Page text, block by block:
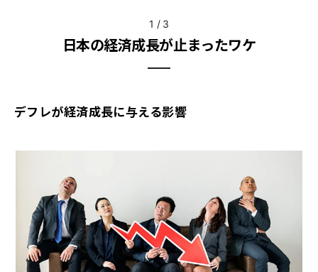
1 / 3
日本の経済成長が止まったワケ
デフレが経済成長に与える影響